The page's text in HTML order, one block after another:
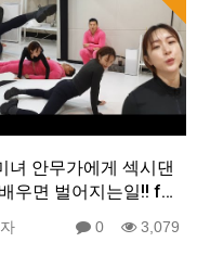
녀 안무가에게 섹시댄
우면 벌어지는일!! f…
0 3,079